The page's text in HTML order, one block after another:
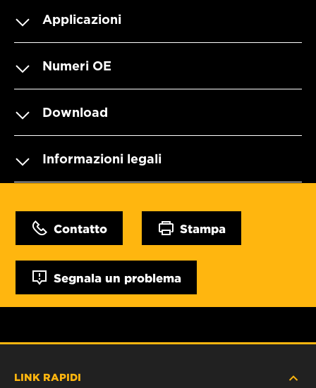
Applicazioni
Numeri OE
Download
Informazioni legali
Contatto Stampa
Segnala un problema
LINK RAPIDI